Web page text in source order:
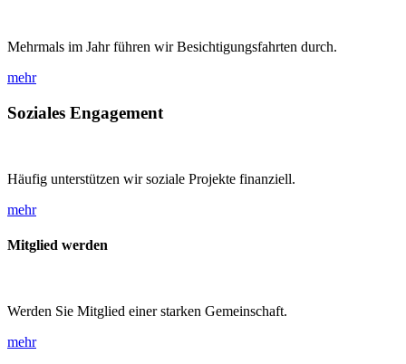
Mehrmals im Jahr führen wir Besichtigungsfahrten durch.
mehr
Soziales Engagement
Häufig unterstützen wir soziale Projekte finanziell.
mehr
Mitglied werden
Werden Sie Mitglied einer starken Gemeinschaft.
mehr